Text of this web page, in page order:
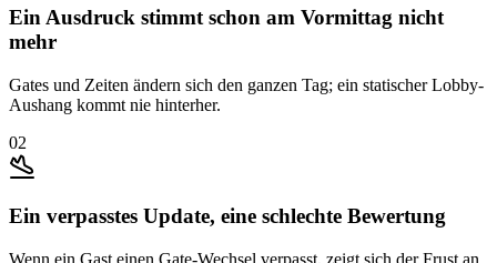
Ein Ausdruck stimmt schon am Vormittag nicht
mehr
Gates und Zeiten ändern sich den ganzen Tag; ein statischer Lobby-
Aushang kommt nie hinterher.
02
Ein verpasstes Update, eine schlechte Bewertung
Wenn ein Gast einen Gate-Wechsel verpasst, zeigt sich der Frust an